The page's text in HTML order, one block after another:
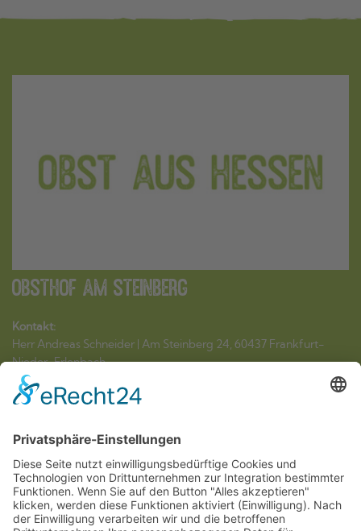
Obsthof am Steinberg
Kontakt:
Herr Andreas Schneider | Am Steinberg 24, 60437 Frankfurt-
Nieder-Erlenbach
Tel. 06101 41522 | Mobil 0172 7823490 |
schneider@obsthof-am-
steinberg.de|www.obsthof-am-steinberg.de